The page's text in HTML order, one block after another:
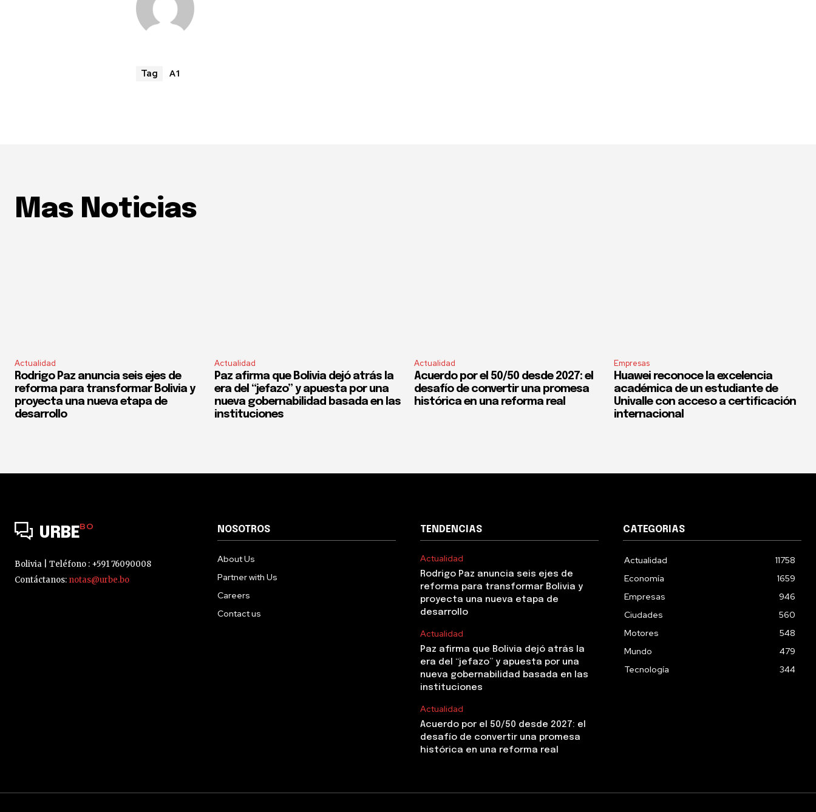
Tag A1
Mas Noticias
Actualidad
Rodrigo Paz anuncia seis ejes de
reforma para transformar Bolivia y
proyecta una nueva etapa de
desarrollo
Actualidad
Paz afirma que Bolivia dejó atrás la
era del “jefazo” y apuesta por una
nueva gobernabilidad basada en las
instituciones
Actualidad
Acuerdo por el 50/50 desde 2027: el
desafío de convertir una promesa
histórica en una reforma real
Empresas
Huawei reconoce la excelencia
académica de un estudiante de
Univalle con acceso a certificación
internacional
URBEBO
Bolivia | Teléfono : +591 76090008
Contáctanos: notas@urbe.bo
NOSOTROS
About Us
Partner with Us
Careers
Contact us
TENDENCIAS
Actualidad
Rodrigo Paz anuncia seis ejes de
reforma para transformar Bolivia y
proyecta una nueva etapa de
desarrollo
Actualidad
Paz afirma que Bolivia dejó atrás la
era del “jefazo” y apuesta por una
nueva gobernabilidad basada en las
instituciones
Actualidad
Acuerdo por el 50/50 desde 2027: el
desafío de convertir una promesa
histórica en una reforma real
CATEGORIAS
Actualidad
11758
Economía
1659
Empresas
946
Ciudades
560
Motores
548
Mundo
479
Tecnología
344